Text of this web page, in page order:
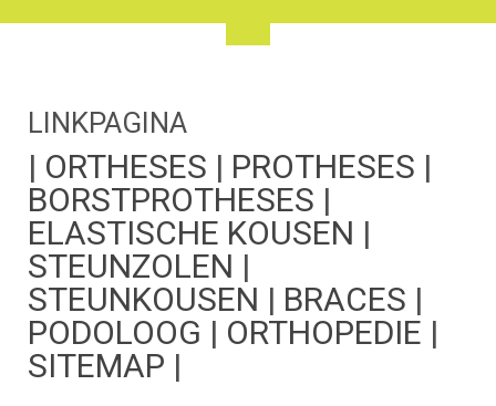
LINKPAGINA
| ORTHESES | PROTHESES |
BORSTPROTHESES |
ELASTISCHE KOUSEN |
STEUNZOLEN |
STEUNKOUSEN | BRACES |
PODOLOOG | ORTHOPEDIE |
SITEMAP |